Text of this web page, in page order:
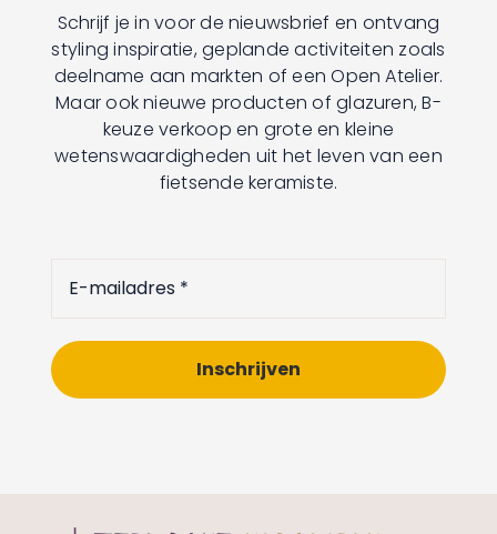
Schrijf je in voor de nieuwsbrief en ontvang
styling inspiratie, geplande activiteiten zoals
deelname aan markten of een Open Atelier.
Maar ook nieuwe producten of glazuren, B-
keuze verkoop en grote en kleine
wetenswaardigheden uit het leven van een
fietsende keramiste.